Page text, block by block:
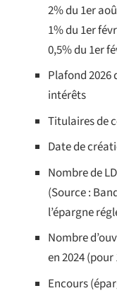
2% du 1er
1% du 1er
0,5% du 1er
Plafond 2026
intérêts
Titulaires de
Date de
Nombre de
(Source :
l’épargne
Nombre
en 2024
Encours